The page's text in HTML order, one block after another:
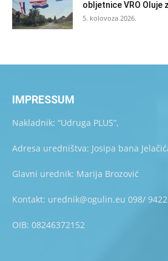
obljetnice VRO Oluje
5. kolovoza 2026.
IMPRESSUM
Nakladnik: “Udruga PLUS”,
Adresa uredništva: Josipa bana
Glavni urednik: Marija Brozović
Kontakt: urednik@ogulin.eu 098/
OIB: 08246372152